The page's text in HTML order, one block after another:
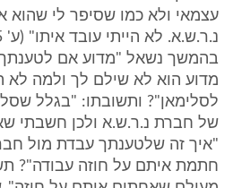
עצמאי ולא כמו שסיפר לי
בהמשך נשאל "מדוע אם
מדוע הוא לא שילם לך ולמה לא
לסלימאן"? ותשובתו: "בגלל
של חברת נ.ר.ש.א ולכן חשבתי
"איך זה שלטענתך עבדת מול
חתמת איתם על חוזה עבודה"?